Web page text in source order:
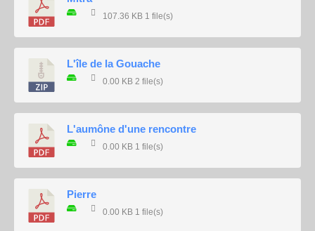
107.36 KB 1 file(s)
L'île de la Gouache
0.00 KB 2 file(s)
L'aumône d'une rencontre
0.00 KB 1 file(s)
Pierre
0.00 KB 1 file(s)